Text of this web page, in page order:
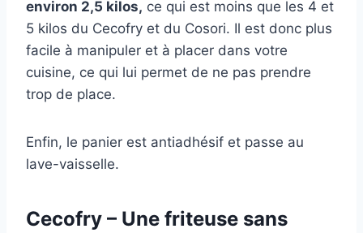
environ 2,5 kilos, ce qui est moins que les 4 et
5 kilos du Cecofry et du Cosori. Il est donc plus
facile à manipuler et à placer dans votre
cuisine, ce qui lui permet de ne pas prendre
trop de place.
Enfin, le panier est antiadhésif et passe au
lave-vaisselle.
Cecofry – Une friteuse sans